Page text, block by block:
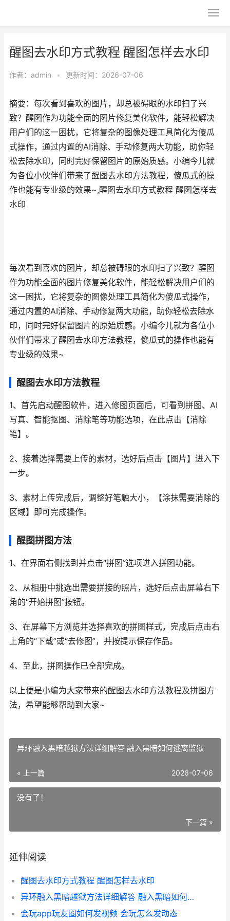
醒图去水印方式教程 醒图怎样去水印
作者： admin • 更新时间：2026-07-06
摘要：每次看到喜欢的图片，却总被碍眼的水印扫了兴
致？醒图作为功能全面的图片修复美化软件，能轻松解决
用户们的这一困扰，它将复杂的图像处理工具简化为傻瓜
式操作，通过内置的AI消除、手动修复两大功能，助你轻
松去除水印，同时完好保留图片的原始质感。小编今儿就
为各位小伙伴们带来了醒图去水印方法教程，傻瓜式的操
作也能有专业级的效果~,醒图去水印方式教程 醒图怎样去
水印
每次看到喜欢的图片，却总被碍眼的水印扫了兴致？醒图
作为功能全面的图片修复美化软件，能轻松解决用户们的
这一困扰，它将复杂的图像处理工具简化为傻瓜式操作，
通过内置的AI消除、手动修复两大功能，助你轻松去除水
印，同时完好保留图片的原始质感。小编今儿就为各位小
伙伴们带来了醒图去水印方法教程，傻瓜式的操作也能有
专业级的效果~
醒图去水印方法教程
1、首先启动醒图软件，进入修图页面后，可看到拼图、AI
写真、智能抠图、消除笔等功能选项，在此点击【消除
笔】。
2、接着选择需要上传的素材，选好后点击【图片】进入下
一步。
3、素材上传完成后，调整好笔触大小，【涂抹需要消除的
区域】即可完成操作。
醒图拼图方法
1、在界面右侧找到并点击“拼图”选项进入拼图功能。
2、从相册中挑选出需要拼接的照片，选好后点击屏幕右下
角的“开始拼图”按钮。
3、在屏幕下方浏览并选择喜欢的拼图样式，完成后点击右
上角的“下载”或“去修图”，并按提示保存作品。
4、至此，拼图操作已全部完成。
以上便是小编为大家带来的醒图去水印方法教程及拼图方
法，希望能够帮助到大家~
异环融入黑暗越狱方法详细解答 融入黑暗如何逃离监狱
« 上一篇 2026-07-06
没有了！
下一篇 »
延伸阅读
醒图去水印方式教程 醒图怎样去水印
异环融入黑暗越狱方法详细解答 融入黑暗如何逃离监狱
会玩app玩友圈如何发视频 会玩怎么发动态